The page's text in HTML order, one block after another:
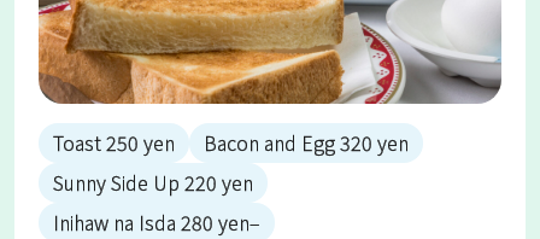
Toast 250 yen
Bacon and Egg 320 yen
Sunny Side Up 220 yen
Inihaw na Isda 280 yen–